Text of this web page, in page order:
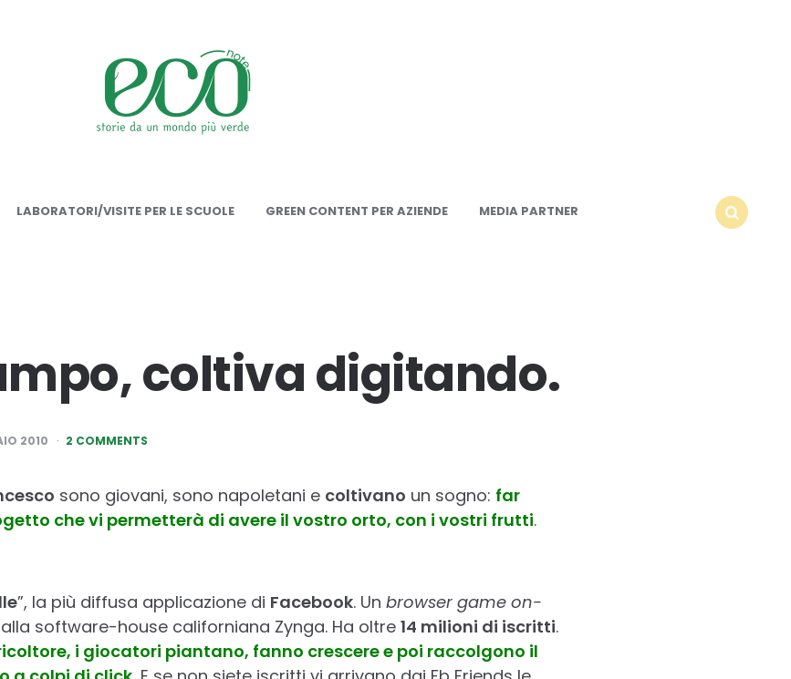
LABORATORI/VISITE PER LE SCUOLE GREEN CONTENT PER AZIENDE
MEDIA PARTNER
coltiva digitando.
2010 2 COMMENTS
sono giovani, sono napoletani e coltivano un sogno: far
che vi permetterà di avere il vostro orto, con i vostri frutti.
”, la più diffusa applicazione di Facebook. Un browser game on-
software-house californiana Zynga. Ha oltre 14 milioni di iscritti.
i giocatori piantano, fanno crescere e poi raccolgono il